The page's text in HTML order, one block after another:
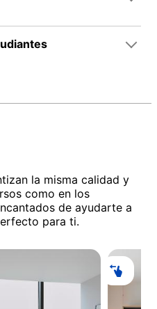
la misma calidad y
como en los
de ayudarte a
para ti.